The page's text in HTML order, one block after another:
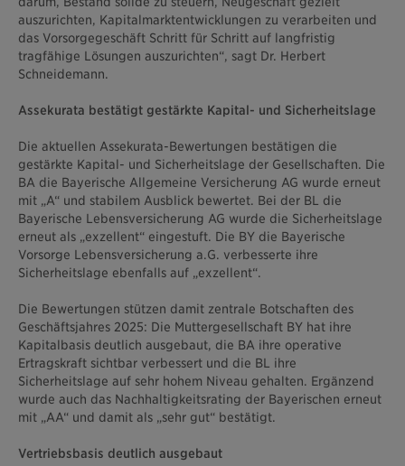
auszurichten, Kapitalmarktentwicklungen zu verarbeiten und
das Vorsorgegeschäft Schritt für Schritt auf langfristig
tragfähige Lösungen auszurichten“, sagt Dr. Herbert
Schneidemann.
Assekurata bestätigt gestärkte Kapital- und Sicherheitslage
Die aktuellen Assekurata-Bewertungen bestätigen die
gestärkte Kapital- und Sicherheitslage der Gesellschaften. Die
BA die Bayerische Allgemeine Versicherung AG wurde erneut
mit „A“ und stabilem Ausblick bewertet. Bei der BL die
Bayerische Lebensversicherung AG wurde die Sicherheitslage
erneut als „exzellent“ eingestuft. Die BY die Bayerische
Vorsorge Lebensversicherung a.G. verbesserte ihre
Sicherheitslage ebenfalls auf „exzellent“.
Die Bewertungen stützen damit zentrale Botschaften des
Geschäftsjahres 2025: Die Muttergesellschaft BY hat ihre
Kapitalbasis deutlich ausgebaut, die BA ihre operative
Ertragskraft sichtbar verbessert und die BL ihre
Sicherheitslage auf sehr hohem Niveau gehalten. Ergänzend
wurde auch das Nachhaltigkeitsrating der Bayerischen erneut
mit „AA“ und damit als „sehr gut“ bestätigt.
Vertriebsbasis deutlich ausgebaut